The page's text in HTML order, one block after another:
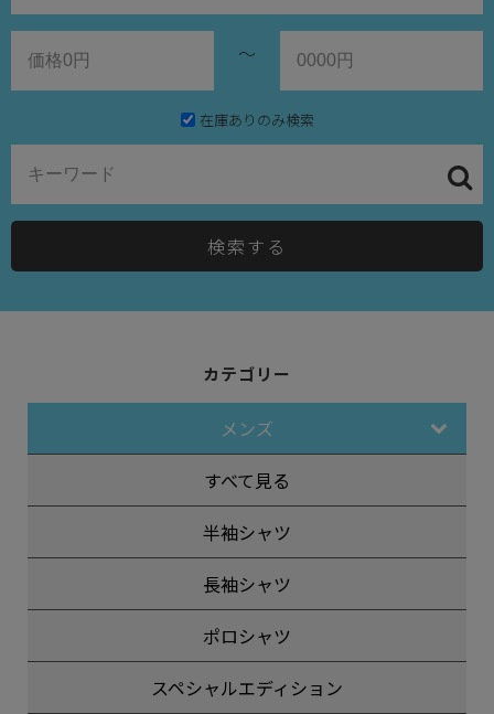
～
在庫ありのみ検索
検索する
カテゴリー
メンズ
すべて見る
半袖シャツ
長袖シャツ
ポロシャツ
スペシャルエディション